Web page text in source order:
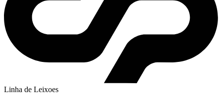
Linha de Leixoes